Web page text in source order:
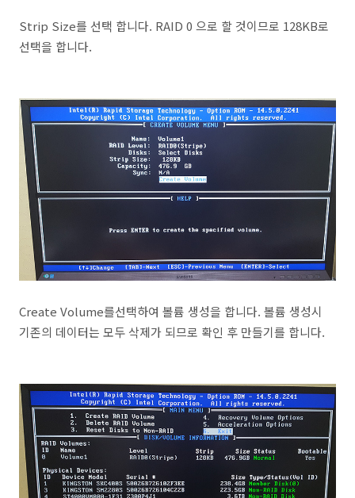
Strip Size를 선택 합니다. RAID 0 으로 할 것이므로 128KB로
선택을 합니다.
Create Volume를선택하여 볼륨 생성을 합니다. 볼륨 생성시
기존의 데이터는 모두 삭제가 되므로 확인 후 만들기를 합니다.